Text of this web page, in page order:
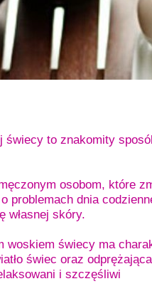
świecy to znakomity
osobom, które
problemach dnia
własnej skóry.
woskiem świecy ma
świec oraz
i szczęśliwi